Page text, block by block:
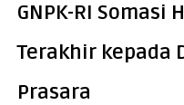
GNPK-RI Somasi
Terakhir kepada
Prasara